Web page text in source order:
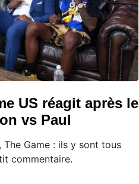
US réagit après le
vs Paul
The Game : ils y sont tous
commentaire.